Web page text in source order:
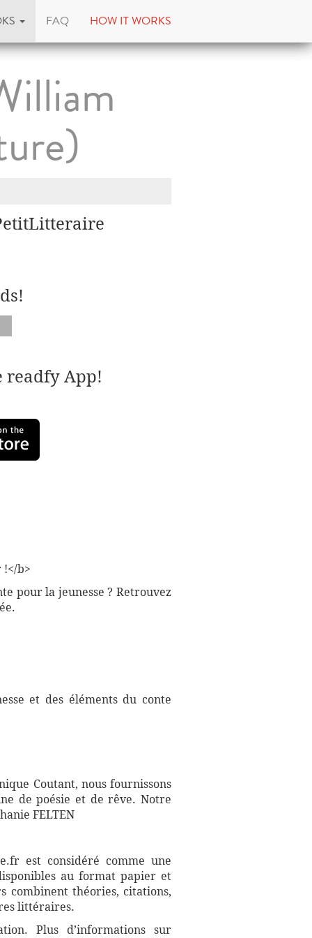
FAQ HOW IT WORKS
readfy App!
b>
pour la jeunesse ? Retrouvez
et des éléments du conte
Coutant, nous fournissons
de poésie et de rêve. Notre
FELTEN
est considéré comme une
au format papier et
combinent théories, citations,
littéraires.
Plus d’informations sur